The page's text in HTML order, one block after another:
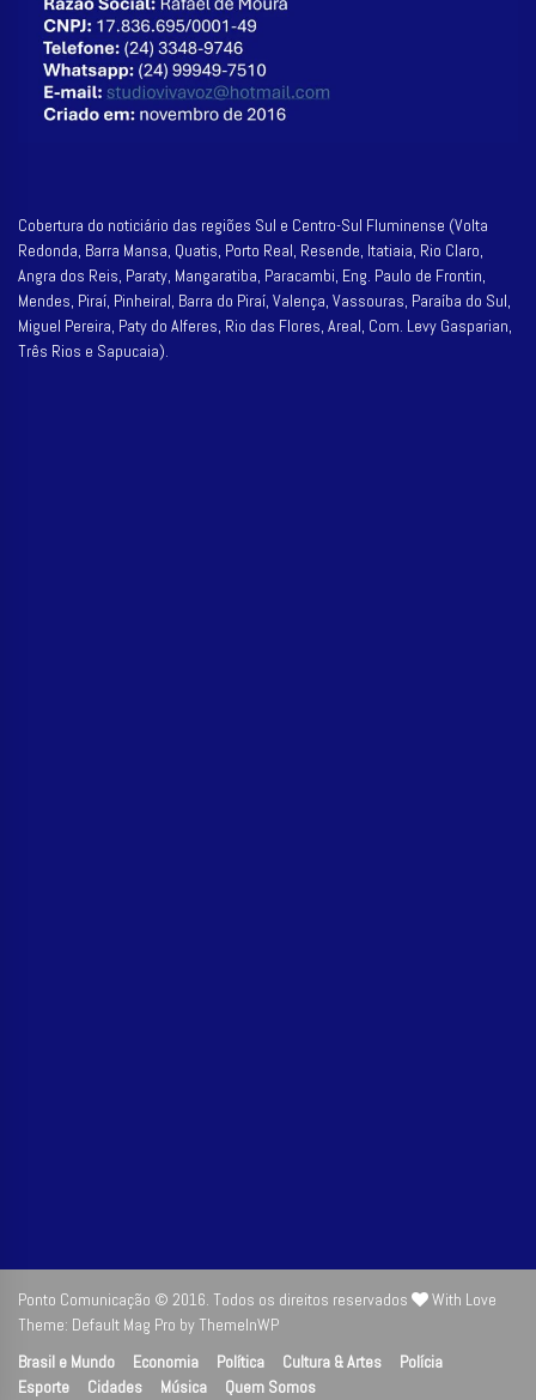
Cobertura do noticiário das regiões Sul e Centro-Sul Fluminense (Volta
Redonda, Barra Mansa, Quatis, Porto Real, Resende, Itatiaia, Rio Claro,
Angra dos Reis, Paraty, Mangaratiba, Paracambi, Eng. Paulo de Frontin,
Mendes, Piraí, Pinheiral, Barra do Piraí, Valença, Vassouras, Paraíba do Sul,
Miguel Pereira, Paty do Alferes, Rio das Flores, Areal, Com. Levy Gasparian,
Três Rios e Sapucaia).
Ponto Comunicação © 2016. Todos os direitos reservados
With Love
Theme: Default Mag Pro by ThemeInWP
Brasil e Mundo
Economia Política Cultura & Artes
Polícia
Esporte
Cidades Música Quem Somos